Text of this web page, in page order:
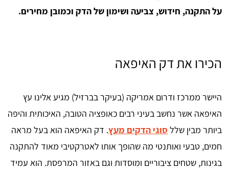
על התקנה, חידוש, צביעה ושימון של הדק וכמובן מחירים.
הכירו את דק האיפאה
היישר ממרכז ודרום אמריקה (בעיקר בברזיל) מגיע אלינו עץ
האיפאה אשר נחשב בעיני רבים כאופציה הטובה, האיכותית והיפה
ביותר מבין שלל סוגי הדקים מעץ. דק האיפאה הוא בעל מראה
חמים, טבעי ואותנטי מה שהופך אותו לאטרקטיבי מאוד להתקנה
בגינות, שטחים ציבוריים ומוסדות וגם באזור המרפסת. הוא עמיד